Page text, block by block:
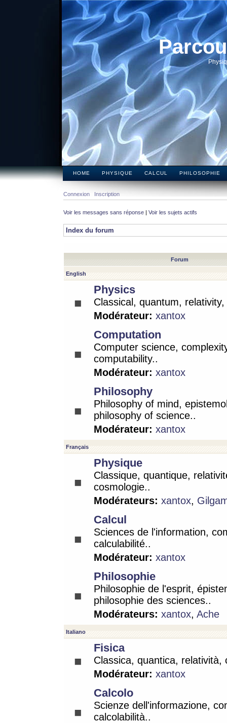
HOME PHYSIQUE CALCUL PHILOSOPHIE
Connexion Inscription
Voir les messages sans réponse | Voir les sujets actifs
Index du forum
Forum
English
Physics
Classical, quantum,
Modérateur: xantox
Computation
Computer science,
computability..
Modérateur: xantox
Philosophy
Philosophy of mind,
philosophy of science..
Modérateur: xantox
Français
Physique
Classique, quantique,
cosmologie..
Modérateurs: xantox,
Calcul
Sciences de l'information,
calculabilité..
Modérateur: xantox
Philosophie
Philosophie de l'esprit,
philosophie des sciences..
Modérateurs: xantox, Ache
Italiano
Fisica
Classica, quantica, relatività,
Modérateur: xantox
Calcolo
Scienze dell'informazione,
calcolabilità..